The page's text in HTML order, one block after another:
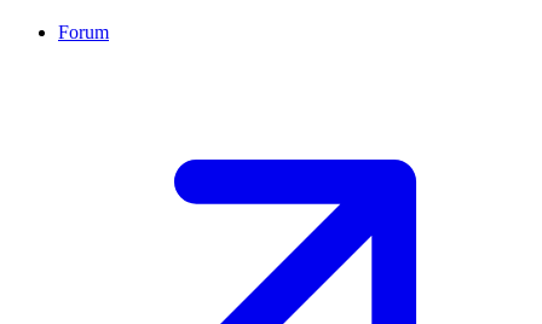
Forum